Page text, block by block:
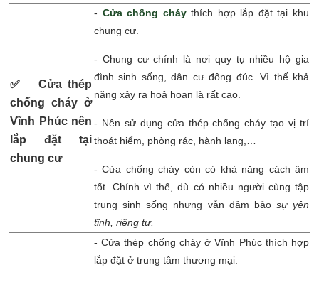
✅ Cửa thép
chống cháy ở
Vĩnh Phúc nên
lắp đặt tại
chung cư
- Cửa chống cháythích hợp lắp đặt tại khu
chung cư.
- Chung cư chính là nơi quy tụ nhiều hộ gia
đình sinh sống, dân cư đông đúc. Vì thế khả
năng xảy ra hoả hoạn là rất cao.
- Nên sử dụng cửa thép chống cháy tạo vị trí
thoát hiểm, phòng rác, hành lang,…
- Cửa chống cháy còn có khả năng cách âm
tốt. Chính vì thế, dù có nhiều người cùng tập
trung sinh sống nhưng vẫn đảm bảo sự yên
tĩnh, riêng tư.
- Cửa thép chống cháy ở Vĩnh Phúc thích hợp
lắp đặt ở trung tâm thương mại.